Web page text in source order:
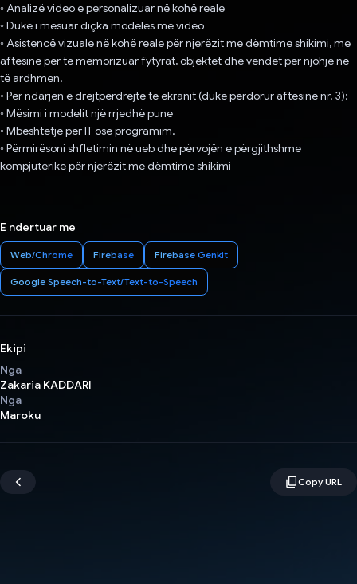
◦ Analizë video e personalizuar në kohë reale
◦ Duke i mësuar diçka modeles me video
◦ Asistencë vizuale në kohë reale për njerëzit me dëmtime shikimi, me
aftësinë për të memorizuar fytyrat, objektet dhe vendet për njohje në
të ardhmen.
• Për ndarjen e drejtpërdrejtë të ekranit (duke përdorur aftësinë nr. 3):
◦ Mësimi i modelit një rrjedhë pune
◦ Mbështetje për IT ose programim.
◦ Përmirësoni shfletimin në ueb dhe përvojën e përgjithshme
kompjuterike për njerëzit me dëmtime shikimi
E ndertuar me
Web/Chrome Firebase Firebase Genkit
Google Speech-to-Text/Text-to-Speech
Ekipi
Nga
Zakaria KADDARI
Nga
Maroku